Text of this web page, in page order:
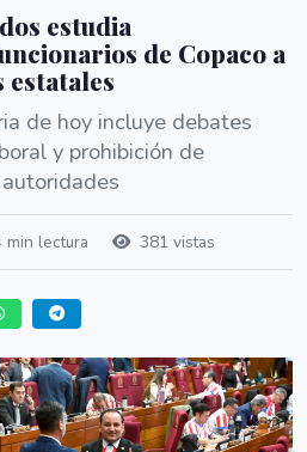
estudia
de Copaco a
de hoy incluye debates
y prohibición de
min lectura 381 vistas